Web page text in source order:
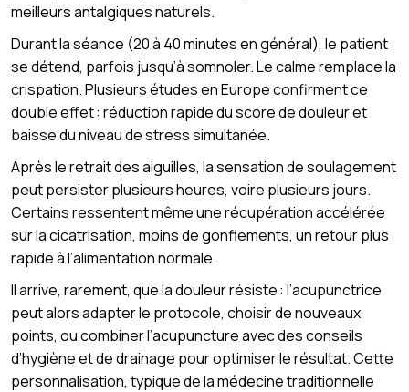
meilleurs antalgiques naturels.
Durant la séance (20 à 40 minutes en général), le patient
se détend, parfois jusqu’à somnoler. Le calme remplace la
crispation. Plusieurs études en Europe confirment ce
double effet : réduction rapide du score de douleur et
baisse du niveau de stress simultanée.
Après le retrait des aiguilles, la sensation de soulagement
peut persister plusieurs heures, voire plusieurs jours.
Certains ressentent même une récupération accélérée
sur la cicatrisation, moins de gonflements, un retour plus
rapide à l’alimentation normale.
Il arrive, rarement, que la douleur résiste : l’acupunctrice
peut alors adapter le protocole, choisir de nouveaux
points, ou combiner l’acupuncture avec des conseils
d’hygiène et de drainage pour optimiser le résultat. Cette
personnalisation, typique de la médecine traditionnelle